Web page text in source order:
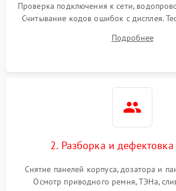
Проверка подключения к сети,
Считывание кодов ошибок с дисплея.
выявления посторонних шумов, протечек
электронного модуля
Подробнее
2. Разборка и дефектовка
Снятие панелей корпуса, дозатора и
Осмотр приводного ремня, ТЭНа,